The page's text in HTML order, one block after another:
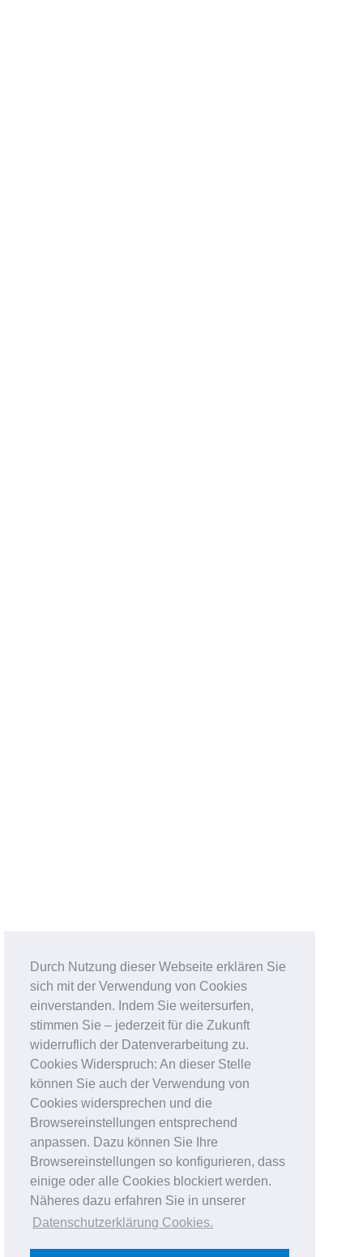
Durch Nutzung dieser Webseite erklären Sie
sich mit der Verwendung von Cookies
einverstanden. Indem Sie weitersurfen,
stimmen Sie – jederzeit für die Zukunft
widerruflich der Datenverarbeitung zu.
Cookies Widerspruch: An dieser Stelle
können Sie auch der Verwendung von
Cookies widersprechen und die
Browsereinstellungen entsprechend
anpassen. Dazu können Sie Ihre
Browsereinstellungen so konfigurieren, dass
einige oder alle Cookies blockiert werden.
Näheres dazu erfahren Sie in unserer
Datenschutzerklärung Cookies.